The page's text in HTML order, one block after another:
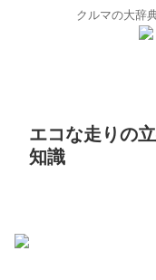
クルマの大辞
エコな走りの
知識